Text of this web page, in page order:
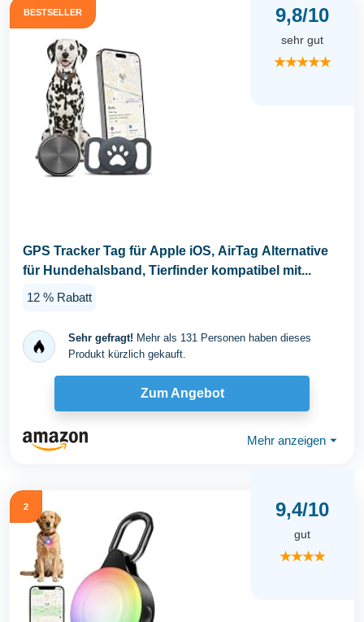
BESTSELLER 9,8/10
sehr gut
★★★★★
GPS Tracker Tag für Apple iOS, AirTag Alternative
für Hundehalsband, Tierfinder kompatibel mit...
12 % Rabatt
Sehr gefragt! Mehr als 131 Personen haben dieses
Produkt kürzlich gekauft.
Zum Angebot
Mehr anzeigen ⏷
2 9,4/10
gut
★★★★